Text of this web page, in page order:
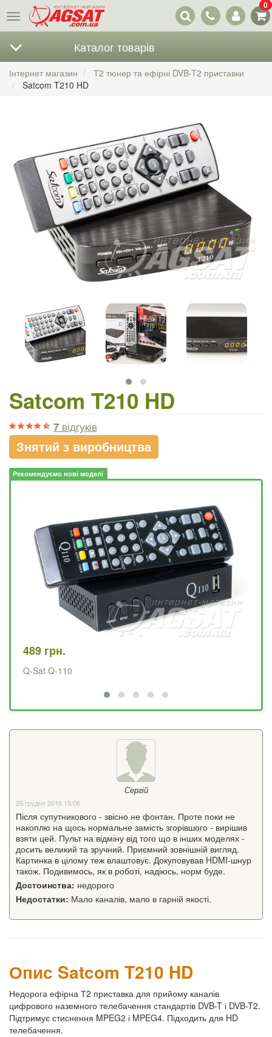
Меню
Наші
контакти
0
Каталог товарів
Інтернет магазин
Т2 тюнер та ефірні DVB-T2 приставки
Satcom T210 HD
Satcom T210 HD
7 відгуків
Знятий з виробництва
Рекомендуємо нові моделі
489 грн.
Q-Sat Q-110
Сергій
25 грудня 2016 15:06
Після супутникового - звісно не фонтан. Проте поки не
накоплю на щось нормальне замість згорівшого - вирішив
взяти цей. Пульт на відміну від того що в інших моделях -
досить великий та зручний. Приємний зовнішній вигляд.
Картинка в цілому теж влаштовує. Докуповував HDMI-шнур
також. Подивимось, як в роботі, надіюсь, норм буде.
Достоинства: недорого
Недостатки: Мало каналів, мало в гарній якості.
Опис Satcom T210 HD
Недорога ефірна Т2 приставка для прийому каналів
цифрового наземного телебачення стандартів DVB-T і DVB-T2.
Підтримує стиснення MPEG2 і MPEG4. Підходить для HD
телебачення.